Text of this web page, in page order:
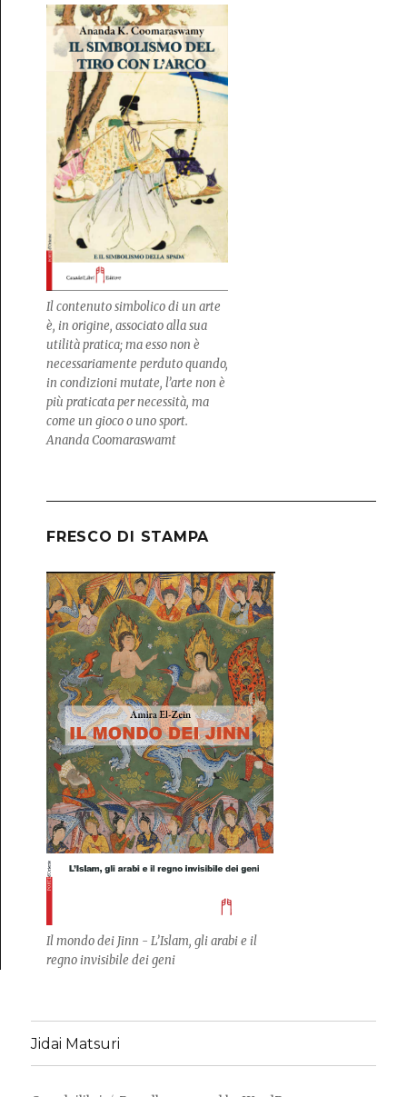
Il contenuto simbolico di un arte
è, in origine, associato alla sua
utilità pratica; ma esso non è
necessariamente perduto quando,
in condizioni mutate, l’arte non è
più praticata per necessità, ma
come un gioco o uno sport.
Ananda Coomaraswamt
FRESCO DI STAMPA
Il mondo dei Jinn - L’Islam, gli arabi e il
regno invisibile dei geni
Jidai Matsuri